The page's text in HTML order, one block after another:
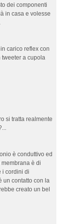
dei componenti
in casa e volesse
carico reflex con
tweeter a cupola
si tratta realmente
è conduttivo ed
è di
i cordini di
un contatto con la
creato un bel